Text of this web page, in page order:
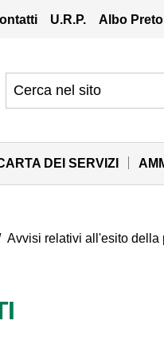
U.R.P. Albo
DEI SERVIZI
Avvisi relativi all'esito della